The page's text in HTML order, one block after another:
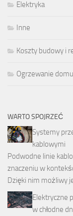
Elektryka
Inne
Koszty budowy i
Ogrzewanie
WARTO SPOJRZEĆ
Systemy
kablowymi
Podwodne linie
znaczeniu w
Dzięki nim możliwy
Elektryczne
w chłodne